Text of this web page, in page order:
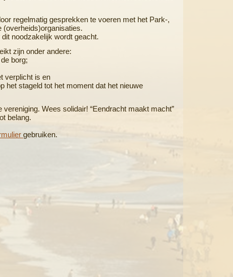
regelmatig gesprekken te voeren met het Park-,
(overheids)organisaties.
noodzakelijk wordt geacht.
zijn onder andere:
borg;
verplicht is en
het stageld tot het moment dat het nieuwe
Wees solidair! “Eendracht maakt macht”
belang.
gebruiken.